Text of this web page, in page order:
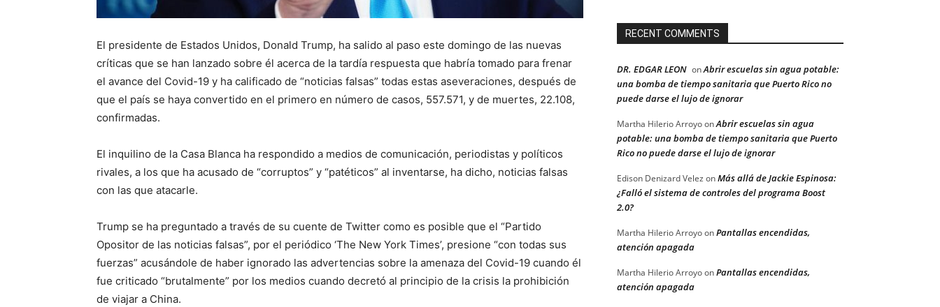
El presidente de Estados Unidos, Donald Trump, ha salido al paso este domingo de las nuevas
críticas que se han lanzado sobre él acerca de la tardía respuesta que habría tomado para frenar
el avance del Covid-19 y ha calificado de “noticias falsas” todas estas aseveraciones, después de
que el país se haya convertido en el primero en número de casos, 557.571, y de muertes, 22.108,
confirmadas.
El inquilino de la Casa Blanca ha respondido a medios de comunicación, periodistas y políticos
rivales, a los que ha acusado de “corruptos” y “patéticos” al inventarse, ha dicho, noticias falsas
con las que atacarle.
Trump se ha preguntado a través de su cuente de Twitter como es posible que el “Partido
Opositor de las noticias falsas”, por el periódico ‘The New York Times’, presione “con todas sus
fuerzas” acusándole de haber ignorado las advertencias sobre la amenaza del Covid-19 cuando él
fue criticado “brutalmente” por los medios cuando decretó al principio de la crisis la prohibición
de viajar a China.
RECENT COMMENTS
DR. EDGAR LEON onAbrir escuelas sin agua potable:
una bomba de tiempo sanitaria que Puerto Rico no
puede darse el lujo de ignorar
Martha Hilerio ArroyoonAbrir escuelas sin agua
potable: una bomba de tiempo sanitaria que Puerto
Rico no puede darse el lujo de ignorar
Edison Denizard Velez onMás allá de Jackie Espinosa:
¿Falló el sistema de controles del programa Boost
2.0?
Martha Hilerio ArroyoonPantallas encendidas,
atención apagada
Martha Hilerio ArroyoonPantallas encendidas,
atención apagada